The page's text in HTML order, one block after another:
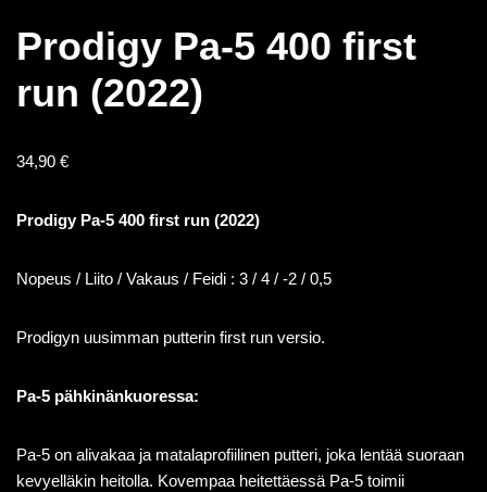
Prodigy Pa-5 400 first
run (2022)
34,90 €
Prodigy Pa-5 400 first run (2022)
Nopeus / Liito / Vakaus / Feidi : 3 / 4 / -2 / 0,5
Prodigyn uusimman putterin first run versio.
Pa-5 pähkinänkuoressa:
Pa-5 on alivakaa ja matalaprofiilinen putteri, joka lentää suoraan
kevyelläkin heitolla. Kovempaa heitettäessä Pa-5 toimii